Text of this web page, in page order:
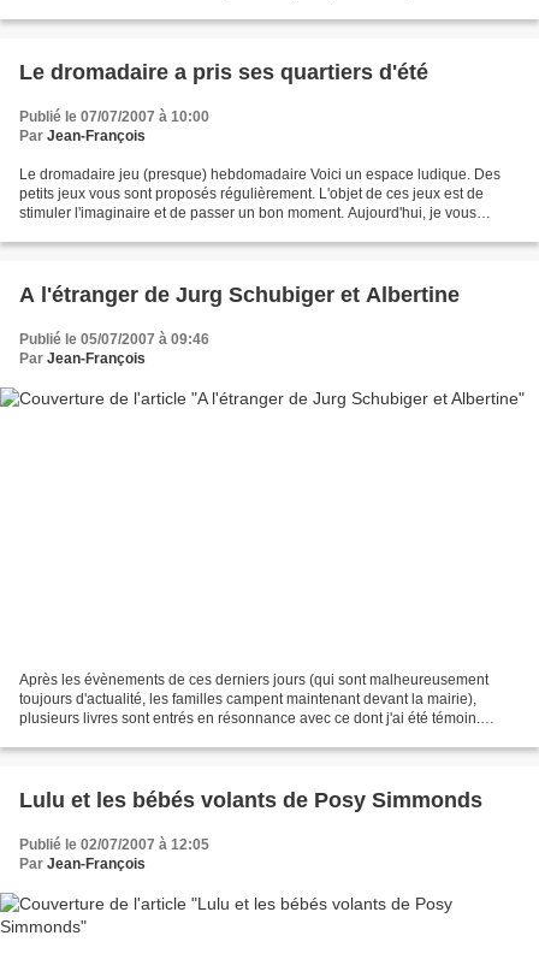
Le dromadaire a pris ses quartiers d'été
Publié le 07/07/2007 à 10:00
Par Jean-François
Le dromadaire jeu (presque) hebdomadaire Voici un espace ludique. Des
petits jeux vous sont proposés régulièrement. L'objet de ces jeux est de
stimuler l'imaginaire et de passer un bon moment. Aujourd'hui, je vous
A l'étranger de Jurg Schubiger et Albertine
Publié le 05/07/2007 à 09:46
Par Jean-François
Après les évènements de ces derniers jours (qui sont malheureusement
toujours d'actualité, les familles campent maintenant devant la mairie),
plusieurs livres sont entrés en résonnance avec ce dont j'ai été témoin.
Lulu et les bébés volants de Posy Simmonds
Publié le 02/07/2007 à 12:05
Par Jean-François